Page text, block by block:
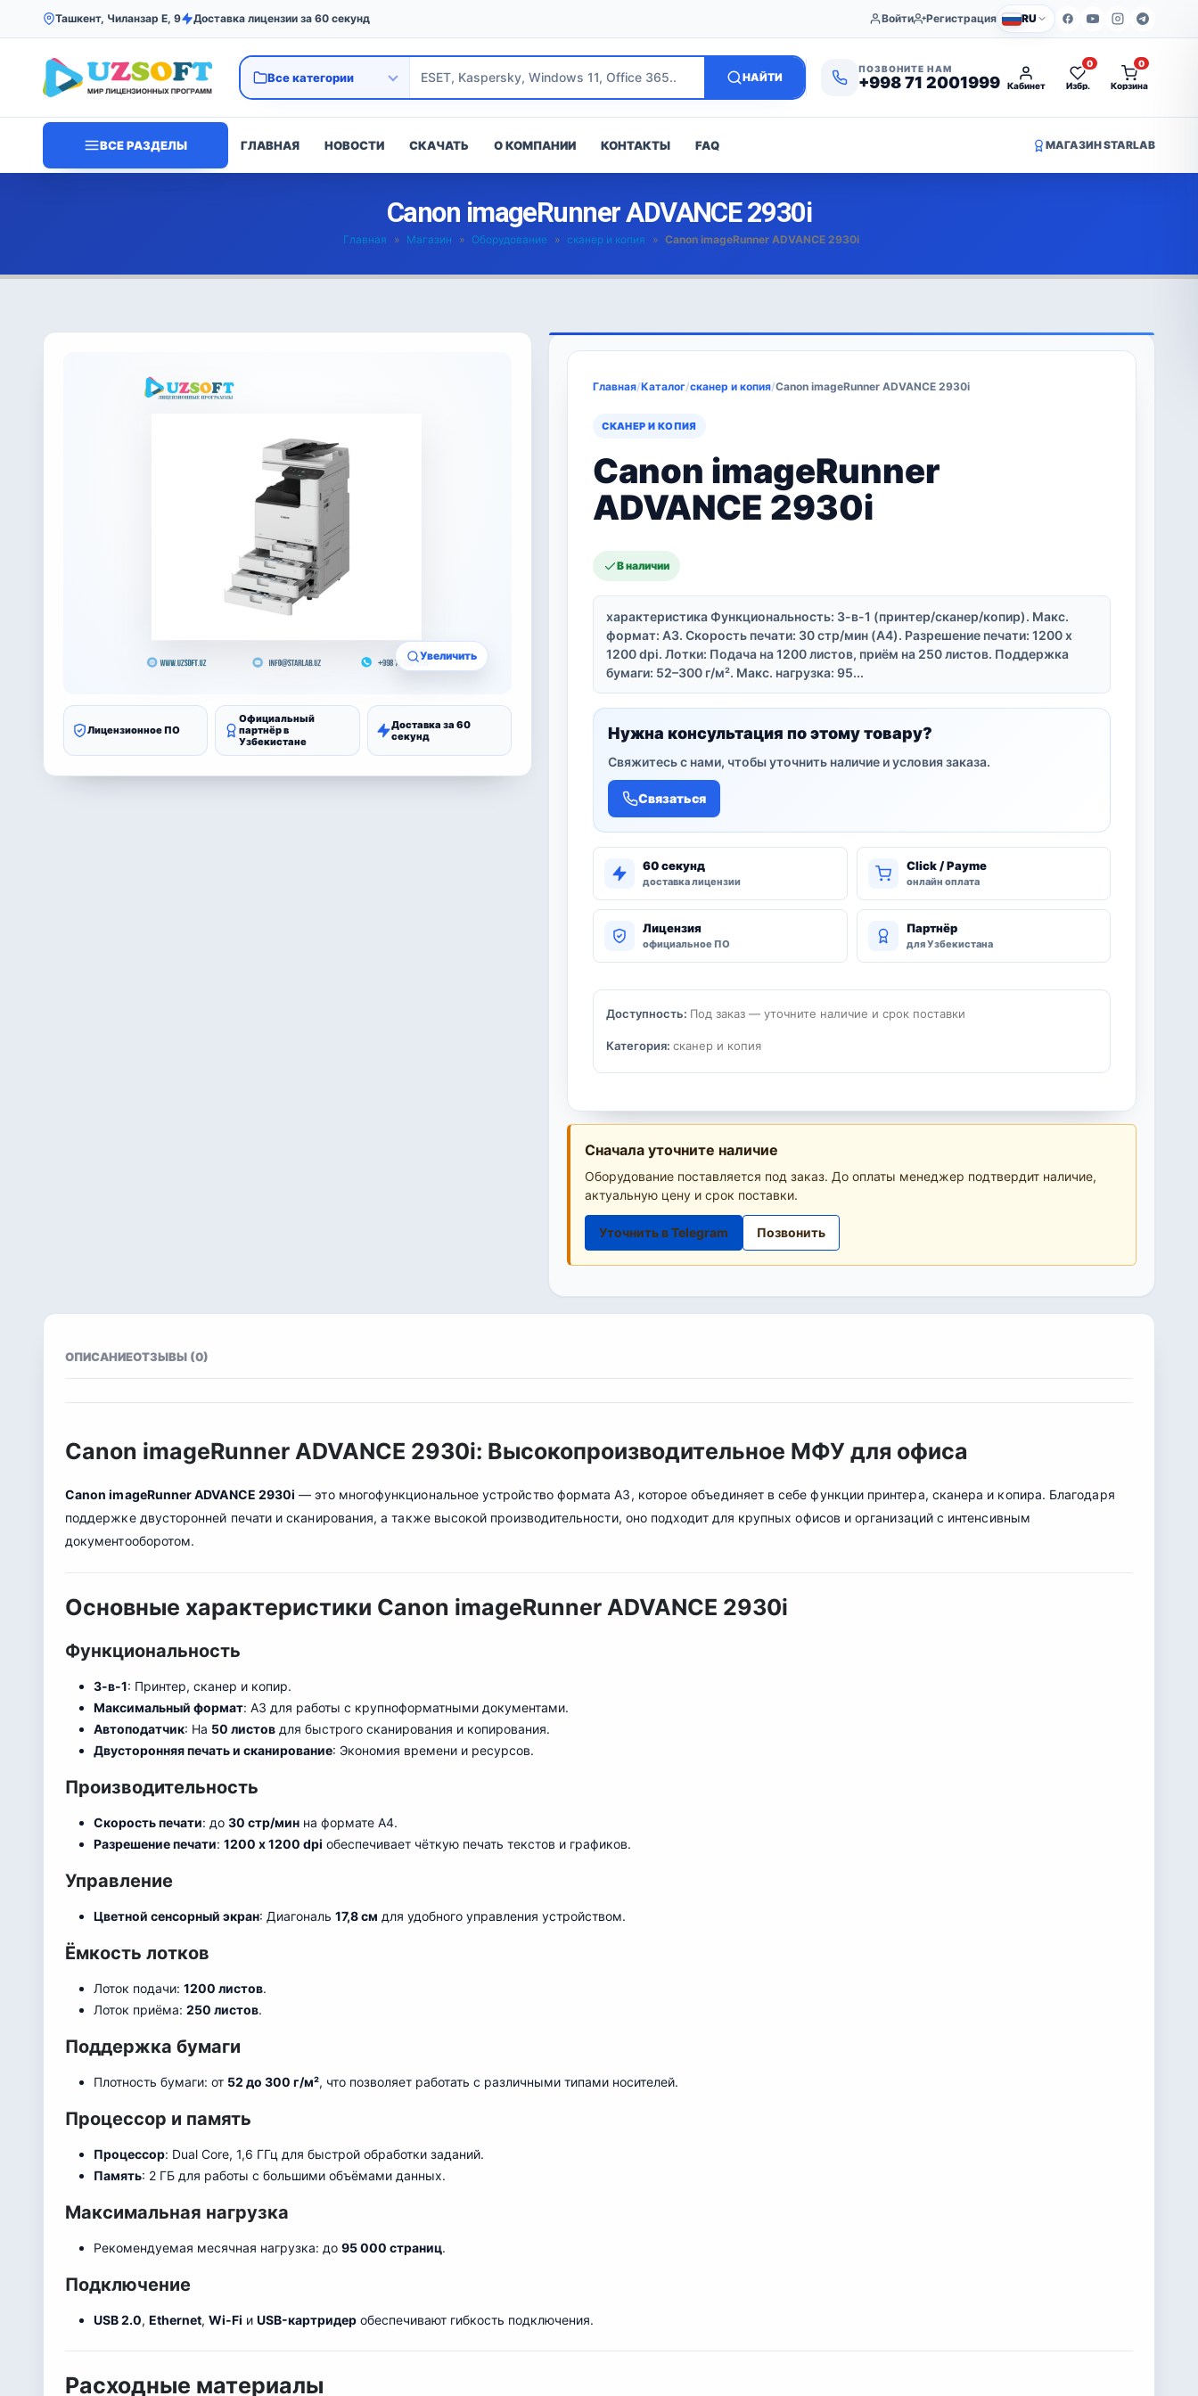
Ташкент, Чиланзар Е, 9 Доставка лицензии за 60 секунд Войти Регистрация RU
НАЙТИ
ПОЗВОНИТЕ НАМ
+998 71 2001999 Кабинет Избр.
0
Корзина
0
ВСЕ РАЗДЕЛЫ ГЛАВНАЯ НОВОСТИ СКАЧАТЬ О КОМПАНИИ КОНТАКТЫ FAQ МАГАЗИН STARLAB
Canon imageRunner ADVANCE 2930i
Главная » Магазин » Оборудование » сканер и копия » Canon imageRunner ADVANCE 2930i
Увеличить
Лицензионное ПО
Официальный
партнёр в
Узбекистане
Доставка за 60
секунд
Главная/Каталог/сканер и копия/Canon imageRunner ADVANCE 2930i
СКАНЕР И КОПИЯ
Canon imageRunner
ADVANCE 2930i
В наличии
характеристика Функциональность: 3-в-1 (принтер/сканер/копир). Макс.
формат: A3. Скорость печати: 30 стр/мин (A4). Разрешение печати: 1200 x
1200 dpi. Лотки: Подача на 1200 листов, приём на 250 листов. Поддержка
бумаги: 52–300 г/м². Макс. нагрузка: 95...
Нужна консультация по этому товару?
Свяжитесь с нами, чтобы уточнить наличие и условия заказа.
Связаться
60 секунд
доставка лицензии
Click / Payme
онлайн оплата
Лицензия
официальное ПО
Партнёр
для Узбекистана
Доступность: Под заказ — уточните наличие и срок поставки
Категория:сканер и копия
Сначала уточните наличие
Оборудование поставляется под заказ. До оплаты менеджер подтвердит наличие,
актуальную цену и срок поставки.
Уточнить в Telegram Позвонить
ОПИСАНИЕОТЗЫВЫ (0)
Canon imageRunner ADVANCE 2930i: Высокопроизводительное МФУ для офиса
Canon imageRunner ADVANCE 2930i — это многофункциональное устройство формата A3, которое объединяет в себе функции принтера, сканера и копира. Благодаря
поддержке двусторонней печати и сканирования, а также высокой производительности, оно подходит для крупных офисов и организаций с интенсивным
документооборотом.
Основные характеристики Canon imageRunner ADVANCE 2930i
Функциональность
3-в-1: Принтер, сканер и копир.
Максимальный формат: A3 для работы с крупноформатными документами.
Автоподатчик: На 50 листов для быстрого сканирования и копирования.
Двусторонняя печать и сканирование: Экономия времени и ресурсов.
Производительность
Скорость печати: до 30 стр/мин на формате A4.
Разрешение печати: 1200 x 1200 dpi обеспечивает чёткую печать текстов и графиков.
Управление
Цветной сенсорный экран: Диагональ 17,8 см для удобного управления устройством.
Ёмкость лотков
Лоток подачи: 1200 листов.
Лоток приёма: 250 листов.
Поддержка бумаги
Плотность бумаги: от 52 до 300 г/м², что позволяет работать с различными типами носителей.
Процессор и память
Процессор: Dual Core, 1,6 ГГц для быстрой обработки заданий.
Память: 2 ГБ для работы с большими объёмами данных.
Максимальная нагрузка
Рекомендуемая месячная нагрузка: до 95 000 страниц.
Подключение
USB 2.0, Ethernet, Wi-Fi и USB-картридер обеспечивают гибкость подключения.
Расходные материалы